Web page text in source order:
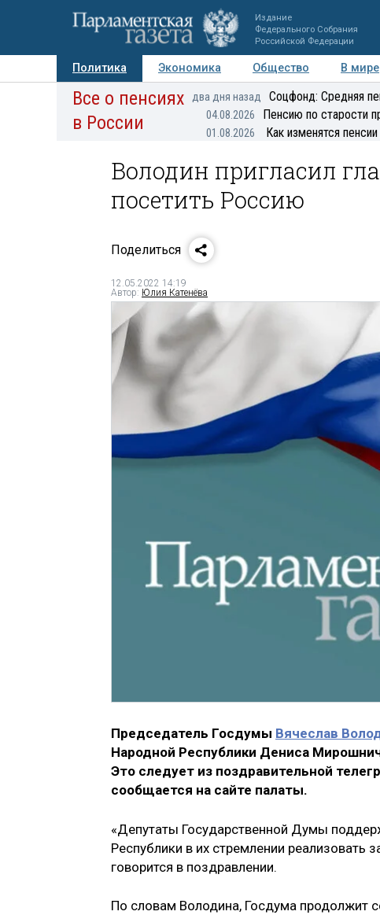
Издание
Федерального Собрания
Российской Федерации
Политика Экономика Общество В мире
Авторы Персоны Мнения Регионы
Все о пенсиях
в России
два дня назад Соцфонд: Средняя
04.08.2026 Пенсию по старости
01.08.2026 Как изменятся
Володин пригласил
посетить Россию
Поделиться
12.05.2022 14:19
Автор: Юлия Катенёва
Председатель Госдумы Вячеслав
Народной Республики Дениса
Это следует из поздравительной
сообщается на сайте палаты.
«Депутаты Государственной Думы
Республики в их стремлении реализовать
говорится в поздравлении.
По словам Володина, Госдума